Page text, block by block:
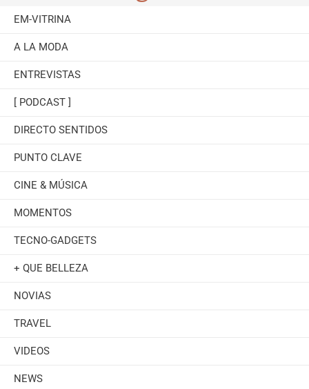
EM-VITRINA
A LA MODA
ENTREVISTAS
[ PODCAST ]
DIRECTO SENTIDOS
PUNTO CLAVE
CINE & MÚSICA
MOMENTOS
TECNO-GADGETS
+ QUE BELLEZA
NOVIAS
TRAVEL
VIDEOS
NEWS